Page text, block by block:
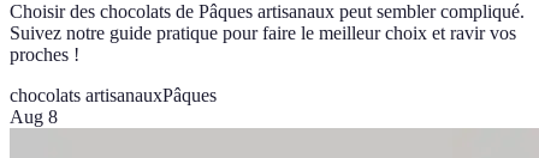
Choisir des chocolats de Pâques artisanaux peut sembler compliqué.
Suivez notre guide pratique pour faire le meilleur choix et ravir vos
proches !
chocolats artisanauxPâques
Aug 8